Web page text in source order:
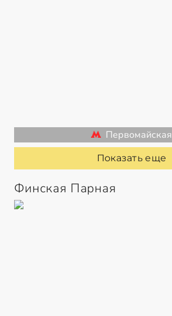
Первомайская
Показать еще
Финская Парная